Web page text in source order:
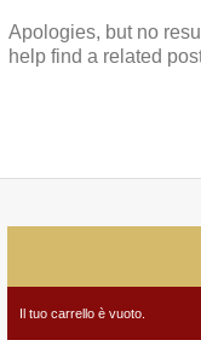
Apologies, but no
help find a related
Il tuo carrello è vuoto.